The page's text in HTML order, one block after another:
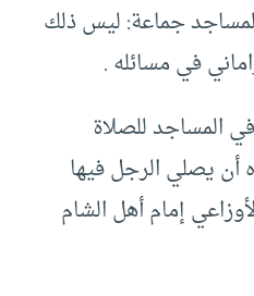
جماعة: ليس ذلك
في مسائله .
المساجد للصلاة
أن يصلي الرجل فيها
إمام أهل الشام